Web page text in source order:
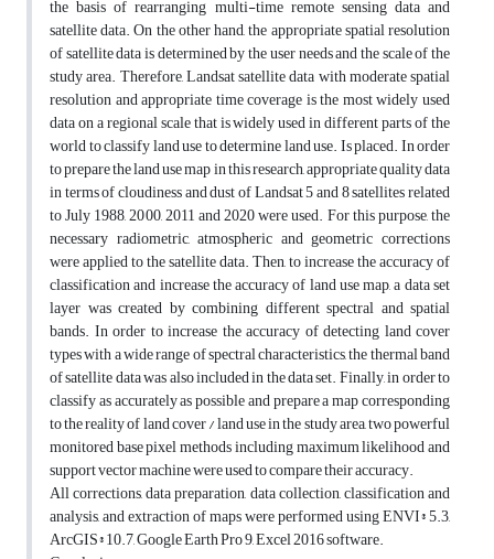
the basis of rearranging multi-time remote sensing data and
satellite data. On the other hand, the appropriate spatial resolution
of satellite data is determined by the user needs and the scale of the
study area. Therefore, Landsat satellite data with moderate spatial
resolution and appropriate time coverage is the most widely used
data on a regional scale that is widely used in different parts of the
world to classify land use to determine land use. Is placed. In order
to prepare the land use map in this research, appropriate quality data
in terms of cloudiness and dust of Landsat 5 and 8 satellites related
to July 1988, 2000, 2011 and 2020 were used. For this purpose, the
necessary radiometric, atmospheric and geometric corrections
were applied to the satellite data. Then, to increase the accuracy of
classification and increase the accuracy of land use map, a data set
layer was created by combining different spectral and spatial
bands. In order to increase the accuracy of detecting land cover
types with a wide range of spectral characteristics, the thermal band
of satellite data was also included in the data set. Finally, in order to
classify as accurately as possible and prepare a map corresponding
to the reality of land cover / land use in the study area, two powerful
monitored base pixel methods including maximum likelihood and
support vector machine were used to compare their accuracy.
All corrections, data preparation, data collection, classification and
analysis, and extraction of maps were performed using ENVI® 5.3,
ArcGIS® 10.7, Google Earth Pro 9, Excel 2016 software.